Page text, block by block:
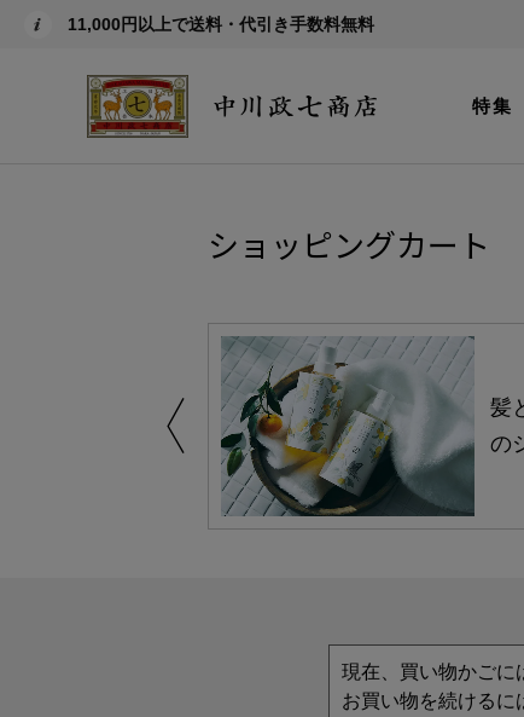
11,000円以上で送料・代引き手数料無料
特集
ショッピングカート
髪
の
現在、買い物かごに
お買い物を続けるに